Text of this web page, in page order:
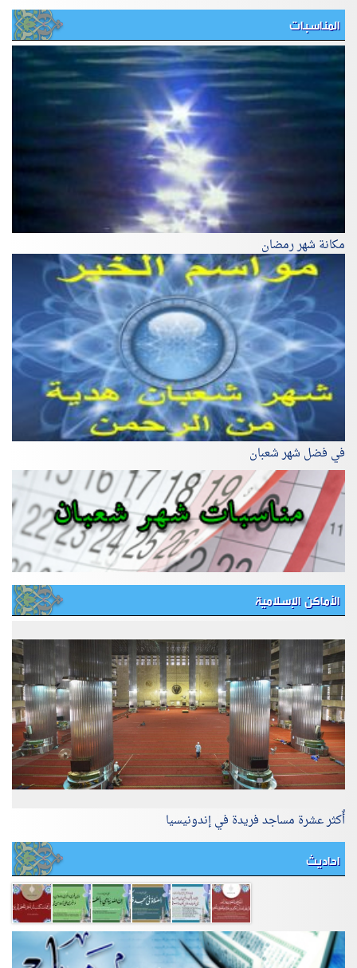
المناسبات
مكانة شهر رمضان
في فضل شهر شعبان
الأماكن الإسلامية
أٌكثر عشرة مساجد فريدة في إندونيسيا
احاديث